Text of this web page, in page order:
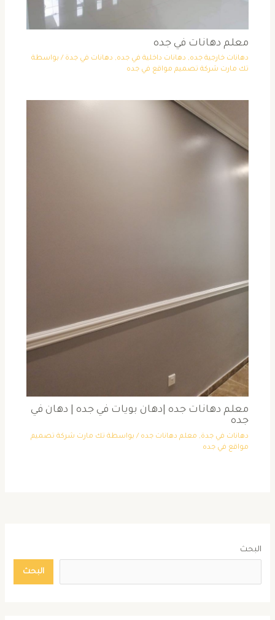
معلم دهانات في جده
دهانات خارجية جده, دهانات داخلية في جده, دهانات في جدة / بواسطة
تك مارت شركة تصميم مواقع في جده
معلم دهانات جده |دهان بويات في جده | دهان في
جده
دهانات في جدة, معلم دهانات جده / بواسطة تك مارت شركة تصميم
مواقع في جده
البحث
البحث